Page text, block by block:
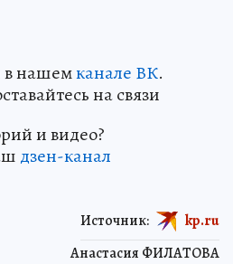
в нашемканале ВК.
на связи
и видео?
дзен-канал
Анастасия ФИЛАТОВА
Источник: kp.ru